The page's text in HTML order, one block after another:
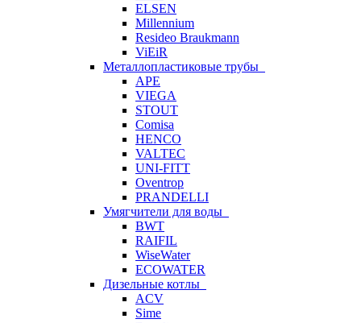
ELSEN
Millennium
Resideo Braukmann
ViEiR
Металлопластиковые трубы
APE
VIEGA
STOUT
Comisa
HENCO
VALTEC
UNI-FITT
Oventrop
PRANDELLI
Умягчители для воды
BWT
RAIFIL
WiseWater
ECOWATER
Дизельные котлы
ACV
Sime